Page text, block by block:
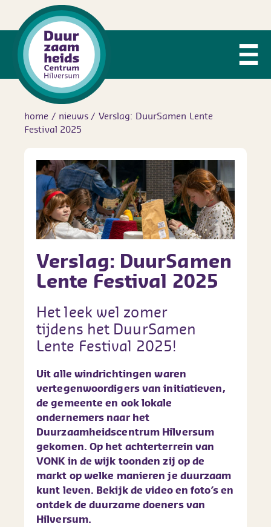
home / nieuws / Verslag: DuurSamen Lente
Festival 2025
Verslag: DuurSamen
Lente Festival 2025
Het leek wel zomer
tijdens het DuurSamen
Lente Festival 2025!
Uit alle windrichtingen waren
vertegenwoordigers van initiatieven,
de gemeente en ook lokale
ondernemers naar het
Duurzaamheidscentrum Hilversum
gekomen. Op het achterterrein van
VONK in de wijk toonden zij op de
markt op welke manieren je duurzaam
kunt leven. Bekijk de video en foto’s en
ontdek de duurzame doeners van
Hilversum.